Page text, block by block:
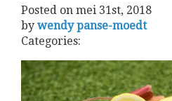
Posted on mei 31st, 2018
by wendy panse-moedt
Categories: